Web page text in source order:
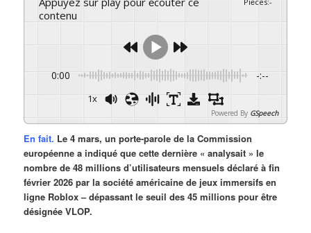
contenu
0:00 -:--
1x
Powered By GSpeech
En fait. Le 4 mars, un porte-parole de la Commission
européenne a indiqué que cette dernière « analysait » le
nombre de 48 millions d’utilisateurs mensuels déclaré à fin
février 2026 par la société américaine de jeux immersifs en
ligne Roblox – dépassant le seuil des 45 millions pour être
désignée VLOP.